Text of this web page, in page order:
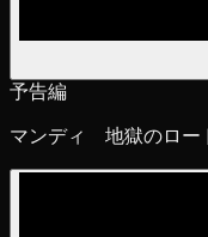
予告編
マンディ 地獄のロ